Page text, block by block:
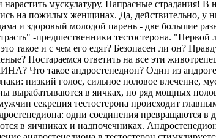
мускулатуру. Напрасные страдания! В
на пожилых женщинах. Да, действительно, у
и здоровый молодой парень - две большие
-предшественники тестостерона.
такое и с чем его едят? Безопасен ли он?
Постараемся ответить на все эти
Что такое андростенедион? Один из
низкий голос, сильное половое влечение,
вырабатываются в яичках, но ряд мощных
секреция тестостерона происходит
одни соединения превращаются в
в яичниках и надпочечниках.